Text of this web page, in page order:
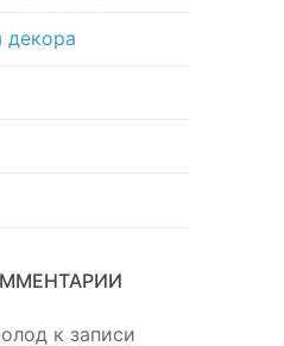
декора
к записи